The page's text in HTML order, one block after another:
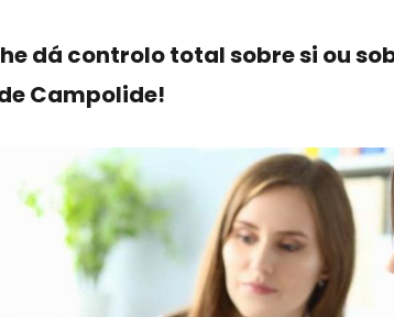
dá controlo total sobre si ou
Campolide!